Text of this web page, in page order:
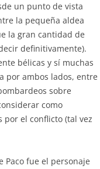
un punto de vista
la pequeña aldea
la gran cantidad de
definitivamente).
bélicas y sí muchas
por ambos lados, entre
sobre
como
por el conflicto (tal vez
Paco fue el personaje